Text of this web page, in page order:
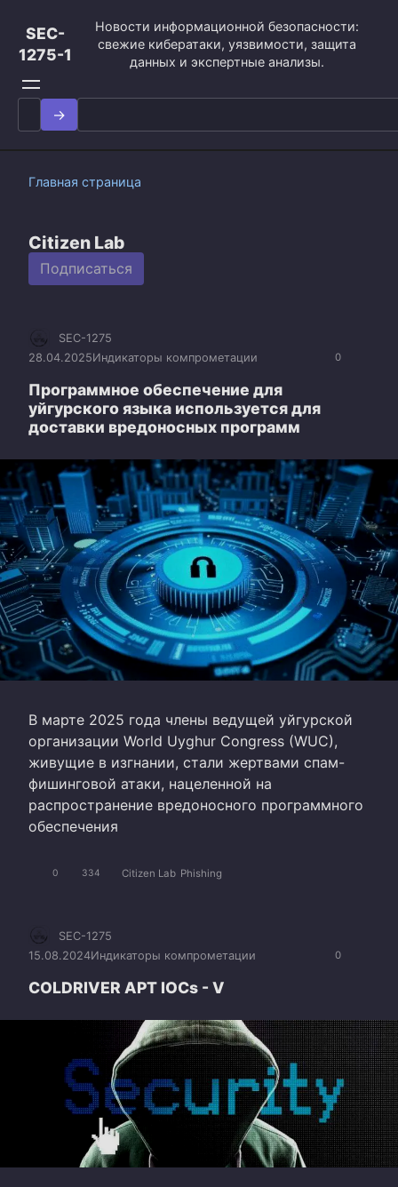
контенту
SEC-
1275-1
Новости информационной безопасности:
свежие кибератаки, уязвимости, защита
данных и экспертные анализы.
Search
for:
Главная страница
Citizen Lab
Подписаться
0
SEC-1275
28.04.2025Индикаторы компрометации
Программное обеспечение для
уйгурского языка используется для
доставки вредоносных программ
В марте 2025 года члены ведущей уйгурской
организации World Uyghur Congress (WUC),
живущие в изгнании, стали жертвами спам-
фишинговой атаки, нацеленной на
распространение вредоносного программного
обеспечения
0 334 Citizen Lab Phishing
0
SEC-1275
15.08.2024Индикаторы компрометации
COLDRIVER APT IOCs - V